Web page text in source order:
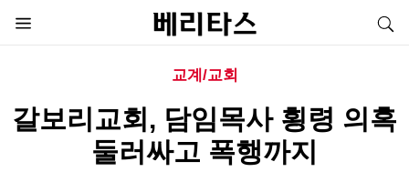
교계/교회
갈보리교회, 담임목사 횡령 의혹
둘러싸고 폭행까지